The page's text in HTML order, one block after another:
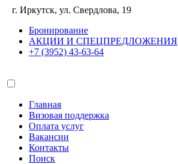
г. Иркутск, ул. Свердлова, 19
Бронирование
АКЦИИ И СПЕЦПРЕДЛОЖЕНИЯ
+7 (3952) 43-63-64
Главная
Визовая поддержка
Оплата услуг
Вакансии
Контакты
Поиск